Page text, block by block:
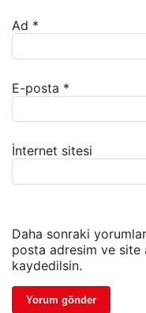
Ad *
E-posta *
İnternet sitesi
Daha sonraki
posta adresim ve site
kaydedilsin.